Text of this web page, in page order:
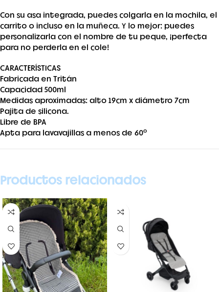
Con su asa integrada, puedes colgarla en la mochila, el
carrito o incluso en la muñeca. Y lo mejor: puedes
personalizarla con el nombre de tu peque, ¡perfecta
para no perderla en el cole!
CARACTERÍSTICAS
Fabricada en Tritán
Capacidad 500ml
Medidas aproximadas: alto 19cm x diámetro 7cm
Pajita de silicona.
Libre de BPA
Apta para lavavajillas a menos de 60º
Productos relacionados